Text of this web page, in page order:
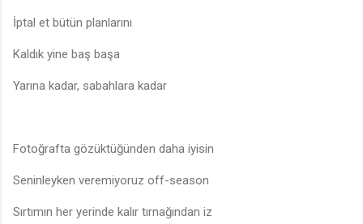
İptal et bütün planlarını
Kaldık yine baş başa
Yarına kadar, sabahlara kadar
Fotoğrafta gözüktüğünden daha iyisin
Seninleyken veremiyoruz off-season
Sırtımın her yerinde kalır tırnağından iz